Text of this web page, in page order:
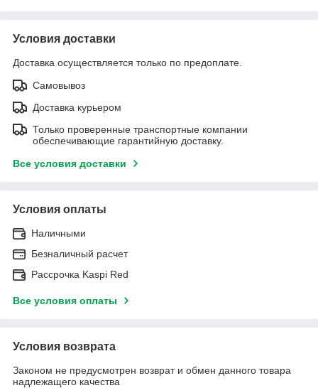
Условия доставки
Доставка осуществляется только по предоплате.
Самовывоз
Доставка курьером
Только проверенные транспортные компании
обеспечивающие гарантийную доставку.
Все условия доставки
Условия оплаты
Наличными
Безналичный расчет
Рассрочка Kaspi Red
Все условия оплаты
Условия возврата
Законом не предусмотрен возврат и обмен данного товара
надлежащего качества